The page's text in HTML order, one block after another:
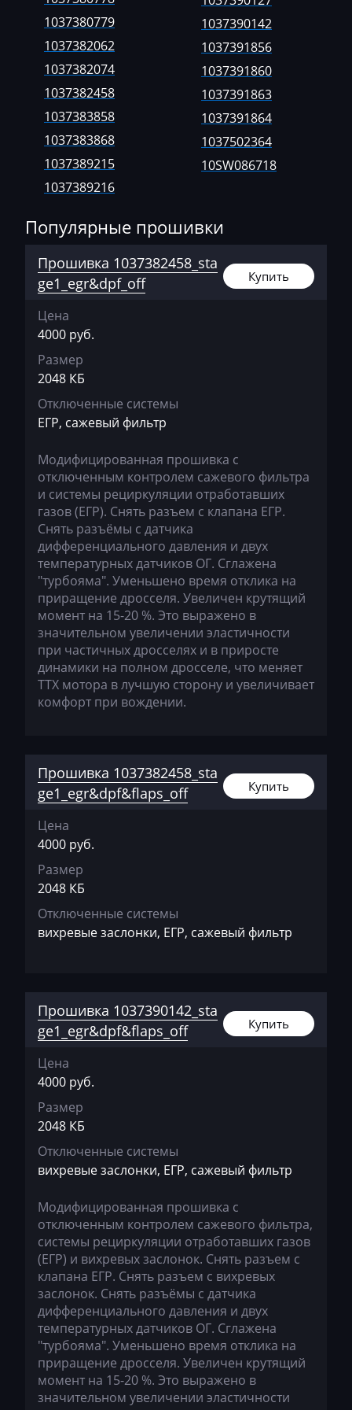
AVR
BAIC
Bajaj
Basak
Bauer
BAW
Belgee
Bell
BMW
BobCat
Bomag
Brilliance
Buhler
BYD
Cadillac
Camc
Case
Caterpillar
CFMoto
Challenger
Changan
Changhe
Chery
Citroen
Claas
CMI
Comacchio
Cupra
Dacia
Daihatsu
Dammann
Derways
Deutz
Dewulf
Dieci
Dodge
Dongfeng
Doosan
Doppstadt
Dynapac
EcoLog
Eggersmann
Bosch EDC17C64
Bosch EDC17CP04
Bosch EDC17CP14
Bosch EDC17CP20
Bosch EDC17CP44
Bosch MD1CP004
Bosch MD1CS004
Bosch ME(D)7.1.x
Bosch MED(C)17.1-17.5.21
Bosch MED17.1.10
Bosch MED17.1.27
Bosch MED17.1.61
Bosch MED17.5.25
Bosch MED9.1.x
Bosch MED9.5.x
Bosch MG1CS001
Bosch MG1CS002
S-Tronic Siemens
Simos 10xx
Simos 16
Simos 18xx
Simos 6xx
1037383858
1037383868
1037389215
1037389219
1037389253
1037390127
1037390142
1037391856
1037391860
1037391863
1037391864
1037502364
10SW086718
1037380779
1037382062
1037382074
1037382458
1037383858
1037383868
1037389215
1037389216
1037390142
1037391856
1037391860
1037391863
1037391864
1037502364
10SW086718
Популярные прошивки
Прошивка 1037382458_sta
ge1_egr&dpf_off
Купить
Цена
4000 руб.
Размер
2048 КБ
Отключенные системы
ЕГР, сажевый фильтр
Модифицированная прошивка c
отключенным контролем сажевого фильтра
и системы рециркуляции отработавших
газов (ЕГР). Снять разъем с клапана ЕГР.
Снять разъёмы с датчика
дифференциального давления и двух
температурных датчиков ОГ. Сглажена
"турбояма". Уменьшено время отклика на
приращение дросселя. Увеличен крутящий
момент на 15-20 %. Это выражено в
значительном увеличении эластичности
при частичных дросселях и в приросте
динамики на полном дросселе, что меняет
ТТХ мотора в лучшую сторону и увеличивает
комфорт при вождении.
Прошивка 1037382458_sta
ge1_egr&dpf&flaps_off
Купить
Цена
4000 руб.
Размер
2048 КБ
Отключенные системы
вихревые заслонки, ЕГР, сажевый фильтр
Прошивка 1037390142_sta
ge1_egr&dpf&flaps_off
Купить
Цена
4000 руб.
Размер
2048 КБ
Отключенные системы
вихревые заслонки, ЕГР, сажевый фильтр
Модифицированная прошивка c
отключенным контролем сажевого фильтра,
системы рециркуляции отработавших газов
(ЕГР) и вихревых заслонок. Снять разъем с
клапана ЕГР. Снять разъем с вихревых
заслонок. Снять разъёмы с датчика
дифференциального давления и двух
температурных датчиков ОГ. Сглажена
"турбояма". Уменьшено время отклика на
приращение дросселя. Увеличен крутящий
момент на 15-20 %. Это выражено в
значительном увеличении эластичности